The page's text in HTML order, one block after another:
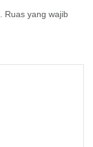
Ruas yang wajib